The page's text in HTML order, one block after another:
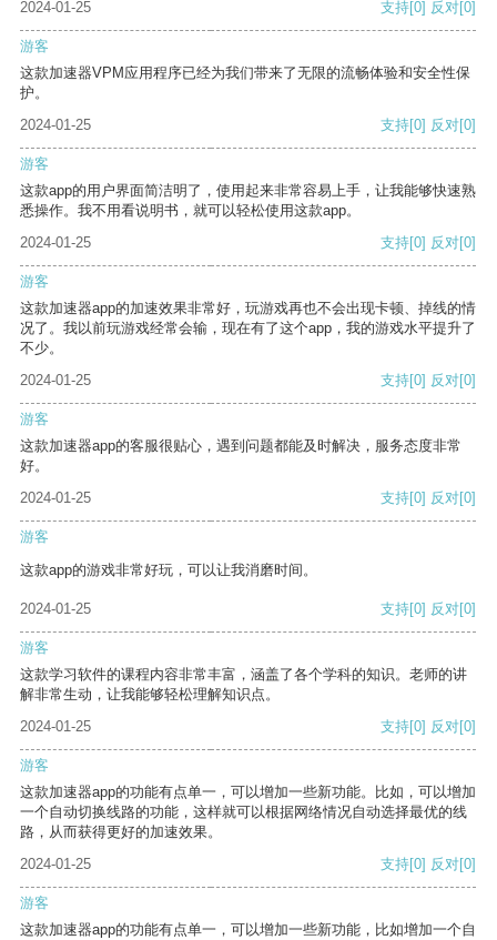
2024-01-25 支持[0] 反对[0]
游客
这款加速器VPM应用程序已经为我们带来了无限的流畅体验和安全性保
护。
2024-01-25
支持[0] 反对[0]
游客
这款app的用户界面简洁明了，使用起来非常容易上手，让我能够快速熟
悉操作。我不用看说明书，就可以轻松使用这款app。
2024-01-25
支持[0] 反对[0]
游客
这款加速器app的加速效果非常好，玩游戏再也不会出现卡顿、掉线的情
况了。我以前玩游戏经常会输，现在有了这个app，我的游戏水平提升了
不少。
2024-01-25
支持[0] 反对[0]
游客
这款加速器app的客服很贴心，遇到问题都能及时解决，服务态度非常
好。
2024-01-25
支持[0] 反对[0]
游客
这款app的游戏非常好玩，可以让我消磨时间。
2024-01-25 支持[0] 反对[0]
游客
这款学习软件的课程内容非常丰富，涵盖了各个学科的知识。老师的讲
解非常生动，让我能够轻松理解知识点。
2024-01-25
支持[0] 反对[0]
游客
这款加速器app的功能有点单一，可以增加一些新功能。比如，可以增加
一个自动切换线路的功能，这样就可以根据网络情况自动选择最优的线
路，从而获得更好的加速效果。
2024-01-25
支持[0] 反对[0]
游客
这款加速器app的功能有点单一，可以增加一些新功能，比如增加一个自